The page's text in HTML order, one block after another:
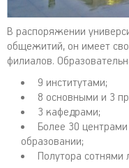
В распоряжении
общежитий, он имеет
филиалов.
9 институтами;
8 основными и 3
3 кафедрами;
Более 30
образовании;
Полутора сотнями